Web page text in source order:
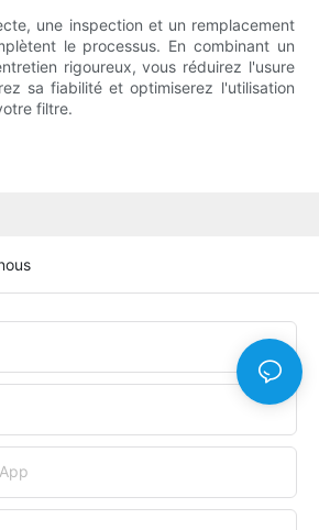
une inspection et un remplacement
le processus. En combinant un
rigoureux, vous réduirez l'usure
sa fiabilité et optimiserez l'utilisation
filtre.